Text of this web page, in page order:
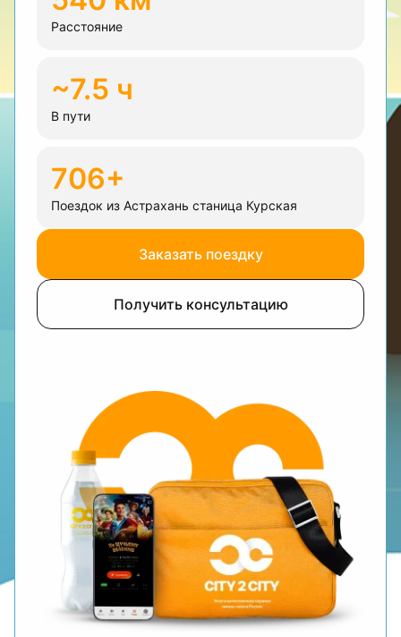
Расстояние
~7.5 ч
В пути
706+
Поездок из Астрахань станица Курская
Заказать поездку
Получить консультацию